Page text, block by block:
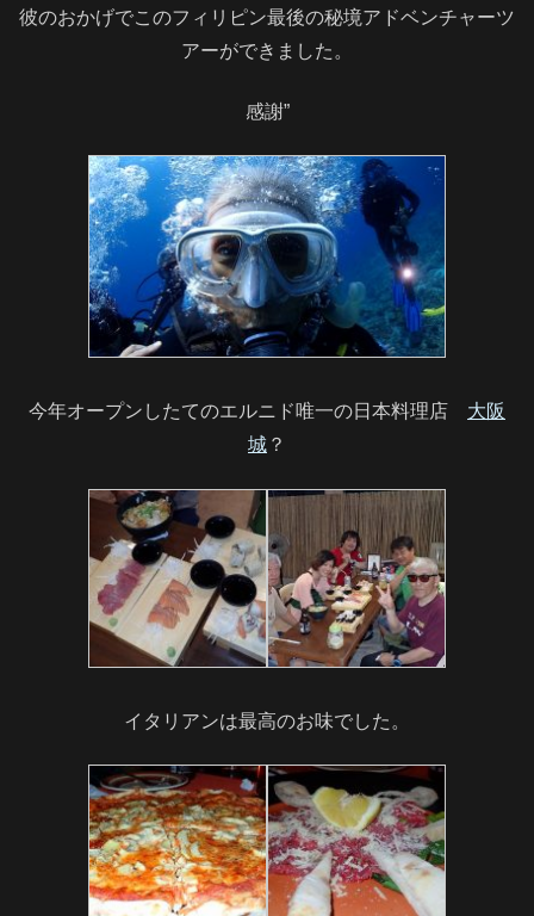
彼のおかげでこのフィリピン最後の秘境アドベンチャーツ
アーができました。
感謝”
今年オープンしたてのエルニド唯一の日本料理店 大阪
城 ？
イタリアンは最高のお味でした。